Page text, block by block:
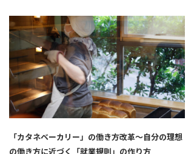
「カタネベーカリー」の働き方改革～自分の理想
の働き方に近づく「就業規則」の作り方